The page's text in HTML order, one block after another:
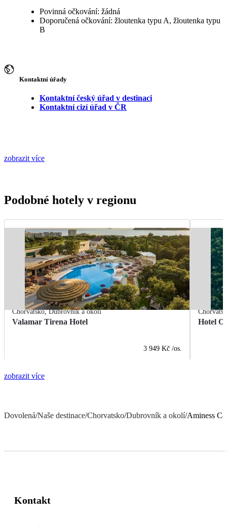
Povinná očkování: žádná
Doporučená očkování: žloutenka typu A, žloutenka typu
B
Kontaktní úřady
Kontaktní český úřad v destinaci
Kontaktní cizí úřad v ČR
zobrazit více
Podobné hotely v regionu
Chorvatsko,Dubrovník a okolí
Valamar Tirena Hotel
3 949 Kč /os.
Hotel
zobrazit více
Dovolená/Naše destinace/Chorvatsko/Dubrovník a okolí/Aminess
Kontakt